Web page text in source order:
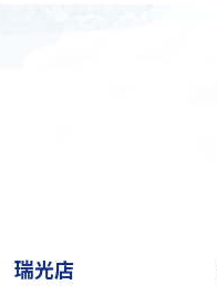
瑞光店